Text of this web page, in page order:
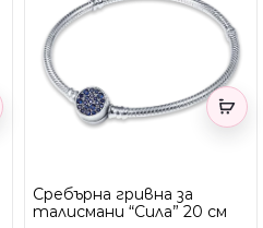
Сребърна гривна за
талисмани “Сила” 20 см